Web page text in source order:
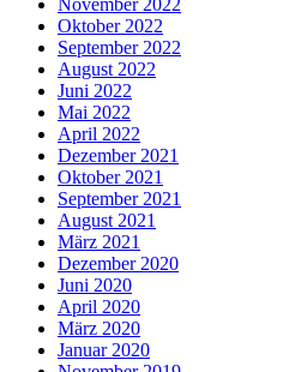
November 2022
Oktober 2022
September 2022
August 2022
Juni 2022
Mai 2022
April 2022
Dezember 2021
Oktober 2021
September 2021
August 2021
März 2021
Dezember 2020
Juni 2020
April 2020
März 2020
Januar 2020